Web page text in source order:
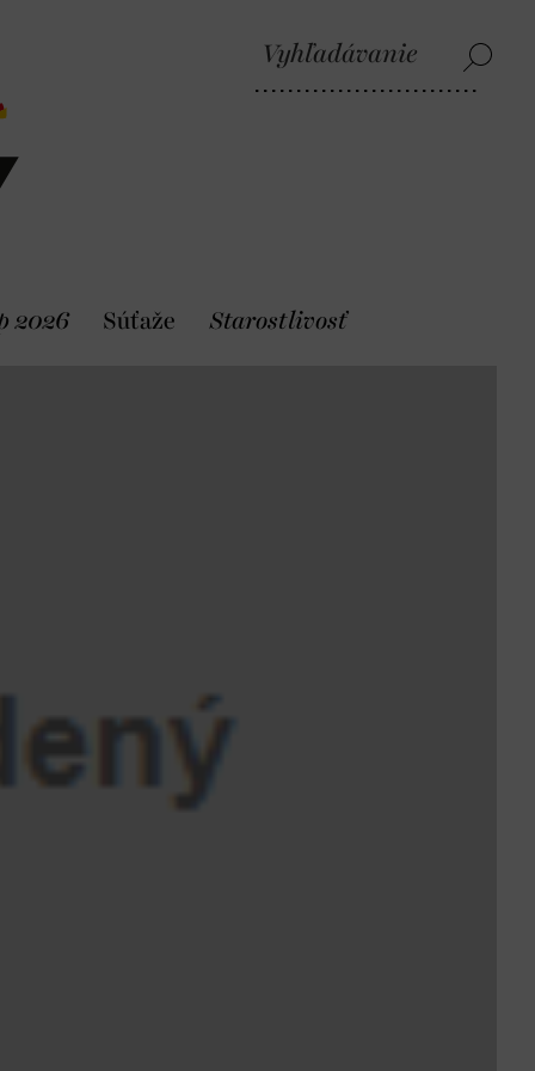
2026 Súťaže Starostlivosť